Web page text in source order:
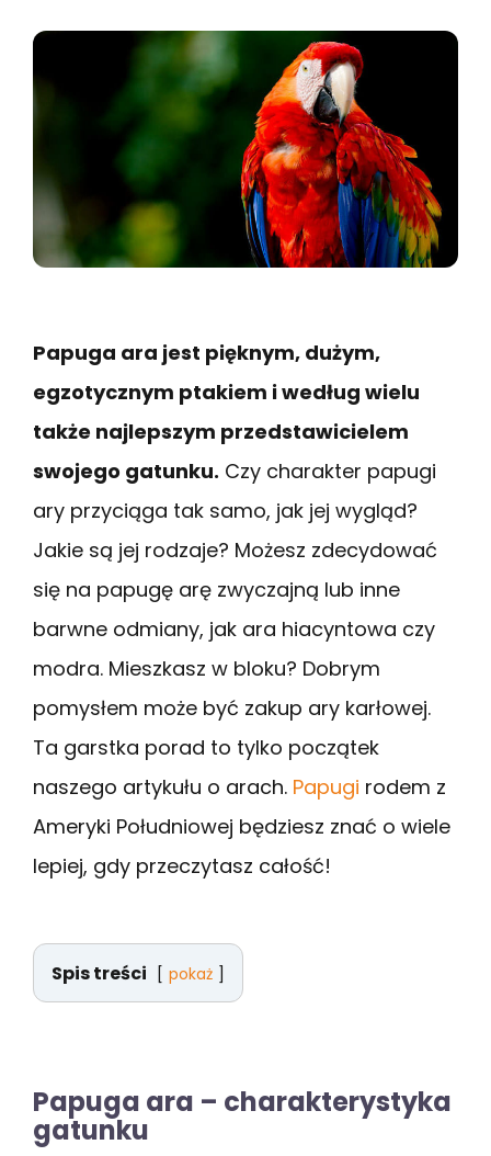
Papuga ara jest pięknym, dużym,
egzotycznym ptakiem i według wielu
także najlepszym przedstawicielem
swojego gatunku. Czy charakter papugi
ary przyciąga tak samo, jak jej wygląd?
Jakie są jej rodzaje? Możesz zdecydować
się na papugę arę zwyczajną lub inne
barwne odmiany, jak ara hiacyntowa czy
modra. Mieszkasz w bloku? Dobrym
pomysłem może być zakup ary karłowej.
Ta garstka porad to tylko początek
naszego artykułu o arach. Papugi rodem z
Ameryki Południowej będziesz znać o wiele
lepiej, gdy przeczytasz całość!
Spis treści pokaż
Papuga ara – charakterystyka
gatunku